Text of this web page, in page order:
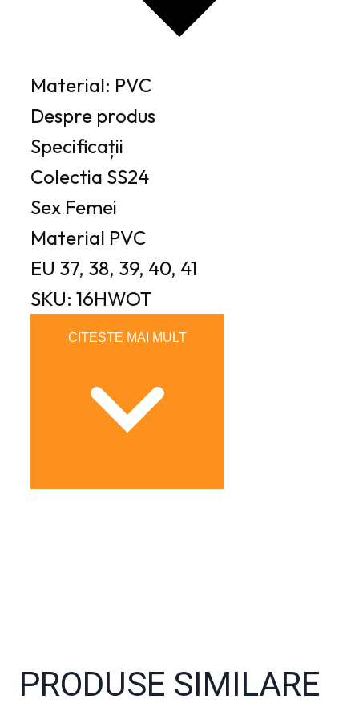
Material: PVC
Despre produs
Specificații
Colectia SS24
Sex Femei
Material PVC
EU 37, 38, 39, 40, 41
SKU: 16HWOT
PRODUSE SIMILARE